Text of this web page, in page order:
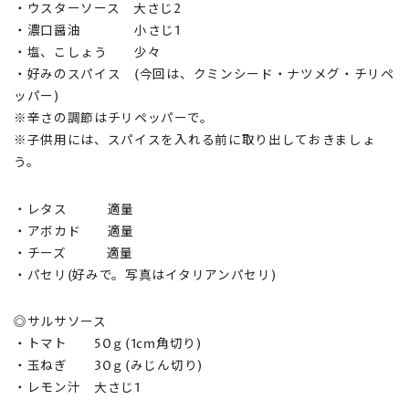
・ウスターソース 大さじ2
・濃口醤油 小さじ1
・塩、こしょう 少々
・好みのスパイス (今回は、クミンシード・ナツメグ・チリペ
ッパー)
※辛さの調節はチリペッパーで。
※子供用には、スパイスを入れる前に取り出しておきましょ
う。
・レタス 適量
・アボカド 適量
・チーズ 適量
・パセリ(好みで。写真はイタリアンパセリ)
◎サルサソース
・トマト 50ｇ(1cm角切り)
・玉ねぎ 30ｇ(みじん切り)
・レモン汁 大さじ1